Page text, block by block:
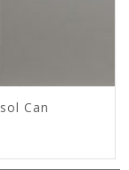
Can